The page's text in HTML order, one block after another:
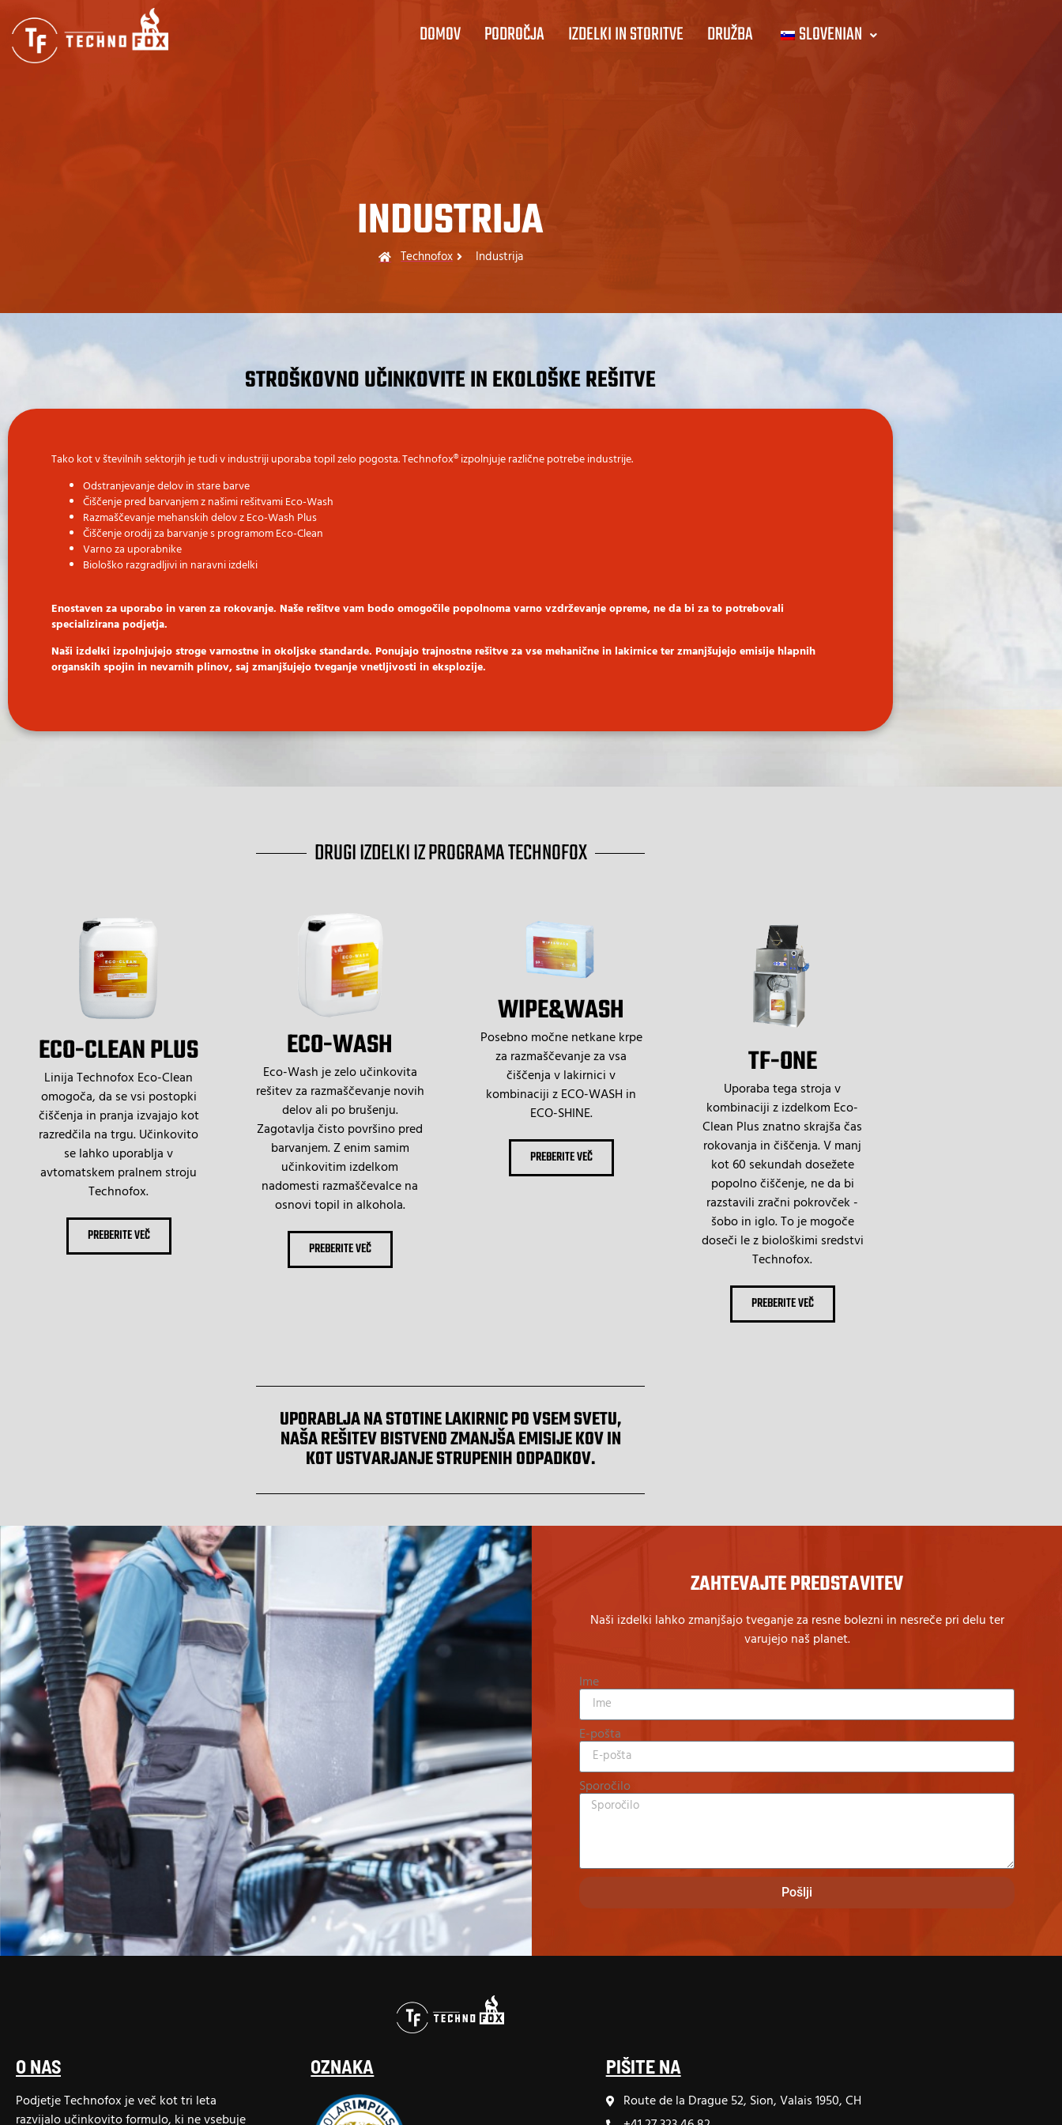
DOMOV PODROČJA IZDELKI IN STORITVE DRUŽBA SLOVENIAN
INDUSTRIJA
Technofox Industrija
STROŠKOVNO UČINKOVITE IN EKOLOŠKE REŠITVE
Tako kot v številnih sektorjih je tudi v industriji uporaba topil zelo pogosta. Technofox® izpolnjuje različne potrebe industrije.
Odstranjevanje delov in stare barve
Čiščenje pred barvanjem z našimi rešitvami Eco-Wash
Razmaščevanje mehanskih delov z Eco-Wash Plus
Čiščenje orodij za barvanje s programom Eco-Clean
Varno za uporabnike
Biološko razgradljivi in naravni izdelki
Enostaven za uporabo in varen za rokovanje. Naše rešitve vam bodo omogočile popolnoma varno vzdrževanje opreme, ne da bi za to potrebovali
specializirana podjetja.
Naši izdelki izpolnjujejo stroge varnostne in okoljske standarde. Ponujajo trajnostne rešitve za vse mehanične in lakirnice ter zmanjšujejo emisije hlapnih
organskih spojin in nevarnih plinov, saj zmanjšujejo tveganje vnetljivosti in eksplozije.
DRUGI IZDELKI IZ PROGRAMA TECHNOFOX
ECO-CLEAN PLUS
Linija Technofox Eco-Clean
omogoča, da se vsi postopki
čiščenja in pranja izvajajo kot
razredčila na trgu. Učinkovito
se lahko uporablja v
avtomatskem pralnem stroju
Technofox.
PREBERITE VEČ
ECO-WASH
Eco-Wash je zelo učinkovita
rešitev za razmaščevanje novih
delov ali po brušenju.
Zagotavlja čisto površino pred
barvanjem. Z enim samim
učinkovitim izdelkom
nadomesti razmaščevalce na
osnovi topil in alkohola.
PREBERITE VEČ
WIPE&WASH
Posebno močne netkane krpe
za razmaščevanje za vsa
čiščenja v lakirnici v
kombinaciji z ECO-WASH in
ECO-SHINE.
PREBERITE VEČ
TF-ONE
Uporaba tega stroja v
kombinaciji z izdelkom Eco-
Clean Plus znatno skrajša čas
rokovanja in čiščenja. V manj
kot 60 sekundah dosežete
popolno čiščenje, ne da bi
razstavili zračni pokrovček -
šobo in iglo. To je mogoče
doseči le z biološkimi sredstvi
Technofox.
PREBERITE VEČ
UPORABLJA NA STOTINE LAKIRNIC PO VSEM SVETU,
NAŠA REŠITEV BISTVENO ZMANJŠA EMISIJE KOV IN
KOT USTVARJANJE STRUPENIH ODPADKOV.
ZAHTEVAJTE PREDSTAVITEV
Naši izdelki lahko zmanjšajo tveganje za resne bolezni in nesreče pri delu ter
varujejo naš planet.
Ime
E-pošta
Sporočilo
Pošlji
O NAS
Podjetje Technofox je več kot tri leta
razvijalo učinkovito formulo, ki ne vsebuje
OZNAKA PIŠITE NA
Route de la Drague 52, Sion, Valais 1950, CH